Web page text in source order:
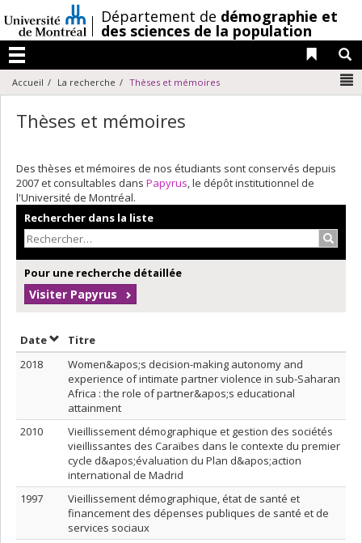
au
contenu
/Département de démographie et
des sciences de la population
Menu
Liens
Accueil La recherche Thèses et mémoires
Thèses et mémoires
Des thèses et mémoires de nos étudiants sont conservés depuis
2007 et consultables dans Papyrus, le dépôt institutionnel de
l'Université de Montréal.
Rechercher dans la liste
Pour une recherche détaillée
Visiter Papyrus
DateTrier par date en ordre décroissant
Titre
2018
Women&apos;s decision-making autonomy and
experience of intimate partner violence in sub-Saharan
Africa : the role of partner&apos;s educational
attainment
2010
Vieillissement démographique et gestion des sociétés
vieillissantes des Caraïbes dans le contexte du premier
cycle d&apos;évaluation du Plan d&apos;action
international de Madrid
1997
Vieillissement démographique, état de santé et
financement des dépenses publiques de santé et de
services sociaux